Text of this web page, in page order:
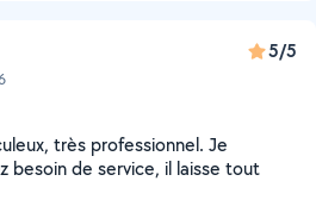
5/5
très professionnel. Je
besoin de service, il laisse tout